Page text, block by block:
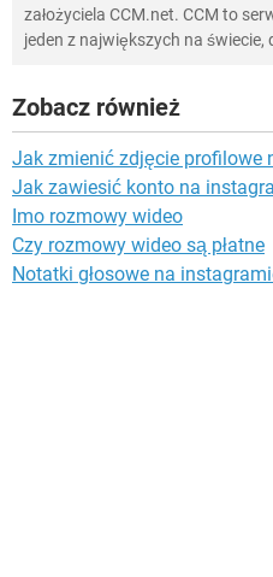
założyciela CCM.net. CCM to
jeden z największych na
Zobacz również
Jak zmienić zdjęcie profilowe
Jak zawiesić konto na
Imo rozmowy wideo
Czy rozmowy wideo są płatne
Notatki głosowe na